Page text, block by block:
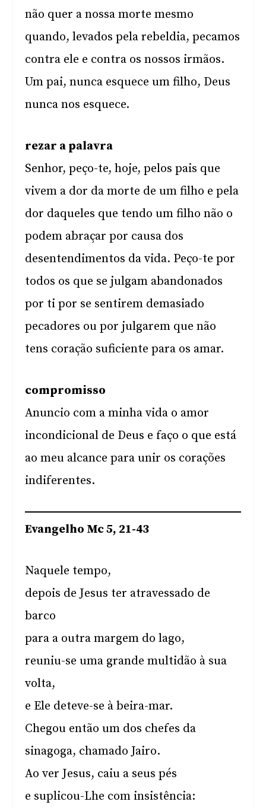
não quer a nossa morte mesmo
quando, levados pela rebeldia, pecamos
contra ele e contra os nossos irmãos.
Um pai, nunca esquece um filho, Deus
nunca nos esquece.
rezar a palavra
Senhor, peço-te, hoje, pelos pais que
vivem a dor da morte de um filho e pela
dor daqueles que tendo um filho não o
podem abraçar por causa dos
desentendimentos da vida. Peço-te por
todos os que se julgam abandonados
por ti por se sentirem demasiado
pecadores ou por julgarem que não
tens coração suficiente para os amar.
compromisso
Anuncio com a minha vida o amor
incondicional de Deus e faço o que está
ao meu alcance para unir os corações
indiferentes.
Evangelho Mc 5, 21-43
Naquele tempo,
depois de Jesus ter atravessado de
barco
para a outra margem do lago,
reuniu-se uma grande multidão à sua
volta,
e Ele deteve-se à beira-mar.
Chegou então um dos chefes da
sinagoga, chamado Jairo.
Ao ver Jesus, caiu a seus pés
e suplicou-Lhe com insistência: